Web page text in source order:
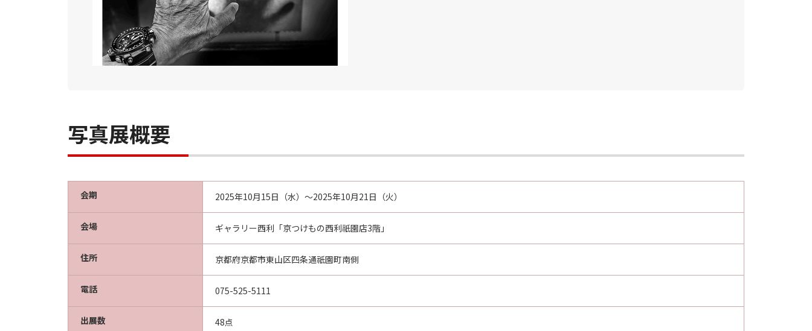
写真展概要
会期 2025年10月15日（水）～2025年10月21日（火）
会場 ギャラリー西利「京つけもの西利祇園店3階」
住所 京都府京都市東山区四条通祇園町南側
電話 075-525-5111
出展数 48点